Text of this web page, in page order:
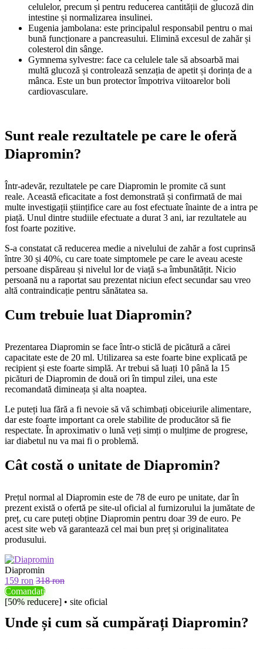
celulelor, precum și pentru reducerea cantității de glucoză din
intestine și normalizarea insulinei.
Eugenia jambolana: este principalul responsabil pentru o mai
bună funcționare a pancreasului. Elimină excesul de zahăr și
colesterol din sânge.
Gymnema sylvestre: face ca celulele tale să absoarbă mai
multă glucoză și controlează senzația de apetit și dorința de a
mânca. Este un bun protector împotriva viitoarelor boli
cardiovasculare.
Sunt reale rezultatele pe care le oferă
Diapromin?
Într-adevăr, rezultatele pe care Diapromin le promite că sunt
reale. Această eficacitate a fost demonstrată și confirmată de mai
multe investigații științifice care au fost efectuate înainte de a intra pe
piață. Unul dintre studiile efectuate a durat 3 ani, iar rezultatele au
fost foarte pozitive.
S-a constatat că reducerea medie a nivelului de zahăr a fost cuprinsă
între 30 și 40%, cu care toate simptomele pe care le aveau aceste
persoane dispăreau și nivelul lor de viață s-a îmbunătățit. Nicio
persoană nu a raportat sau prezentat niciun efect secundar sau vreo
altă contraindicație pentru sănătatea sa.
Cum trebuie luat Diapromin?
Prezentarea Diapromin se face într-o sticlă de picătură a cărei
capacitate este de 20 ml. Utilizarea sa este foarte bine explicată pe
recipient și este foarte simplă. Ar trebui să luați 10 până la 15
picături de Diapromin de două ori în timpul zilei, una este
recomandată dimineața și alta noaptea.
Le puteți lua fără a fi nevoie să vă schimbați obiceiurile alimentare,
dar este foarte important ca orele stabilite de producător să fie
respectate. În aproximativ o lună veți simți o mulțime de progrese,
iar diabetul nu va mai fi o problemă.
Cât costă o unitate de Diapromin?
Prețul normal al Diapromin este de 78 de euro pe unitate, dar în
prezent există o ofertă pe site-ul oficial al furnizorului la jumătate de
preț, cu care puteți obține Diapromin pentru doar 39 de euro. Pe
acest site web vă garantează cel mai bun preț și originalitatea
produsului.
Diapromin
159 ron 318 ron
Comandați
[50% reducere] • site oficial
Unde și cum să cumpărați Diapromin?